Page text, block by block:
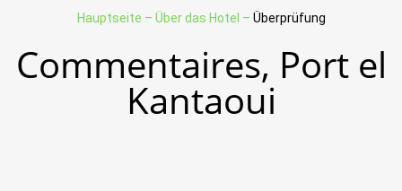
Hauptseite – Über das Hotel – Überprüfung
Commentaires, Port el
Kantaoui